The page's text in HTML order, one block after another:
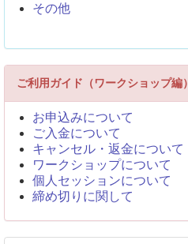
その他
ご利用ガイド（ワークショップ編）
お申込みについて
ご入金について
キャンセル・返金について
ワークショップについて
個人セッションについて
締め切りに関して